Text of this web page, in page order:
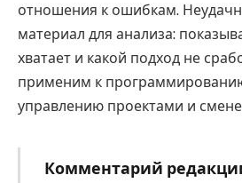
отношения к ошибкам.
материал для анализа:
хватает и какой подход не
применим к
управлению проектами и
Комментарий